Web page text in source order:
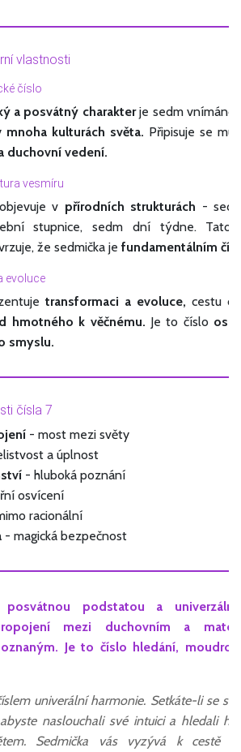
vlastnosti
číslo
a posvátný charakterje sedm vnímáno
mnoha kulturách světa. Připisuje se mu
duchovní vedení.
vesmíru
v přírodních strukturách -
stupnice, sedm dní týdne. Tato
že sedmička je fundamentálním
evoluce
transformaci a evoluce, cestu
hmotného k věčnému. Je to číslo
smyslu.
čísla 7
- most mezi světy
a úplnost
- hluboká poznání
osvícení
racionální
- magická bezpečnost
posvátnou podstatou a
mezi duchovním a
Je to číslo hledání,
univerální harmonie. Setkáte-li se s
naslouchali své intuici a hledali
Sedmička vás vyzývá k cestě